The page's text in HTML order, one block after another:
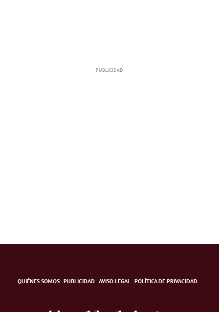
QUIÉNES SOMOS PUBLICIDAD AVISO LEGAL POLÍTICA DE PRIVACIDAD